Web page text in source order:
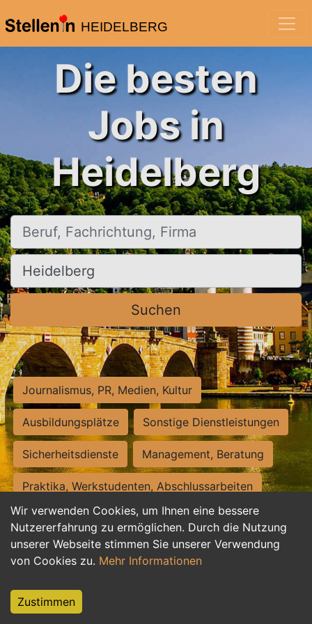
HEIDELBERG
Wir verwenden Cookies, um Ihnen eine bessere
Nutzererfahrung zu ermöglichen. Durch die Nutzung
unserer Webseite stimmen Sie unserer Verwendung
von Cookies zu. Mehr Informationen
Zustimmen
Die besten
Jobs in
Heidelberg
Beruf, Fachrichtung, Firma
Ort, Stadt
Suchen
Journalismus, PR, Medien, Kultur
Ausbildungsplätze Sonstige Dienstleistungen
Sicherheitsdienste Management, Beratung
Praktika, Werkstudenten, Abschlussarbeiten
Personalwesen Assistenz, Sekretariat
Hilfskräfte, Aushilfs- und Nebenjobs
Weiterbildung, Studium, duale Ausbildung